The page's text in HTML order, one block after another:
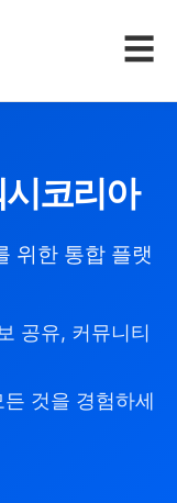
☰
코리아
위한 통합 플랫
공유, 커뮤니티
것을 경험하세